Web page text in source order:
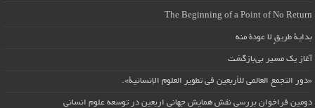
The Beginning of a Point of No Return
بداية طريقٍ لا عودة منه
آغاز یک مسیر بی‌بازگشت
«دور التجمع العالمي للأربعين في تطوير العلوم الإنسانية».
دومین فراخوان بررسی نقش همایش جهانی اربعین در توسعه علوم انسانی